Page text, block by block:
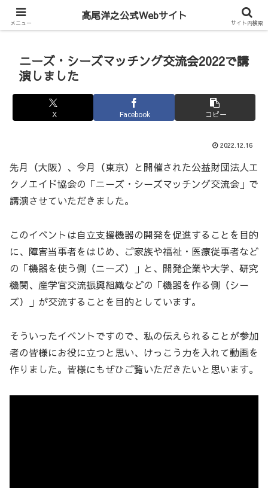
Hiroyuki Takao Official Web
ニーズ・シーズマッチング交流会2022で講
演しました
X Facebook コピー
2022.12.16
先月（大阪）、今月（東京）と開催された公益財団法人エ
クノエイド協会の「ニーズ・シーズマッチング交流会」で
講演させていただきました。
このイベントは自立支援機器の開発を促進することを目的
に、障害当事者をはじめ、ご家族や福祉・医療従事者など
の「機器を使う側（ニーズ）」と、開発企業や大学、研究
機関、産学官交流振興組織などの「機器を作る側（シー
ズ）」が交流することを目的としています。
そういったイベントですので、私の伝えられることが参加
者の皆様にお役に立つと思い、けっこう力を入れて動画を
作りました。皆様にもぜひご覧いただきたいと思います。
メニュー
髙尾洋之公式Webサイト
サイト内検索